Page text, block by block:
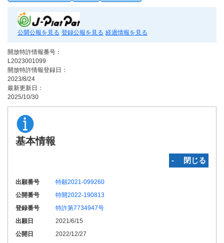
公開公報を見る 登録公報を見る 経過情報を見る
開放特許情報番号：
L2023001099
開放特許情報登録日：
2023/8/24
最新更新日：
2025/10/30
基本情報
‐ 閉じる
出願番号
特願2021-099260
公開番号
特開2022-190813
登録番号
特許第7734947号
出願日
2021/6/15
公開日
2022/12/27